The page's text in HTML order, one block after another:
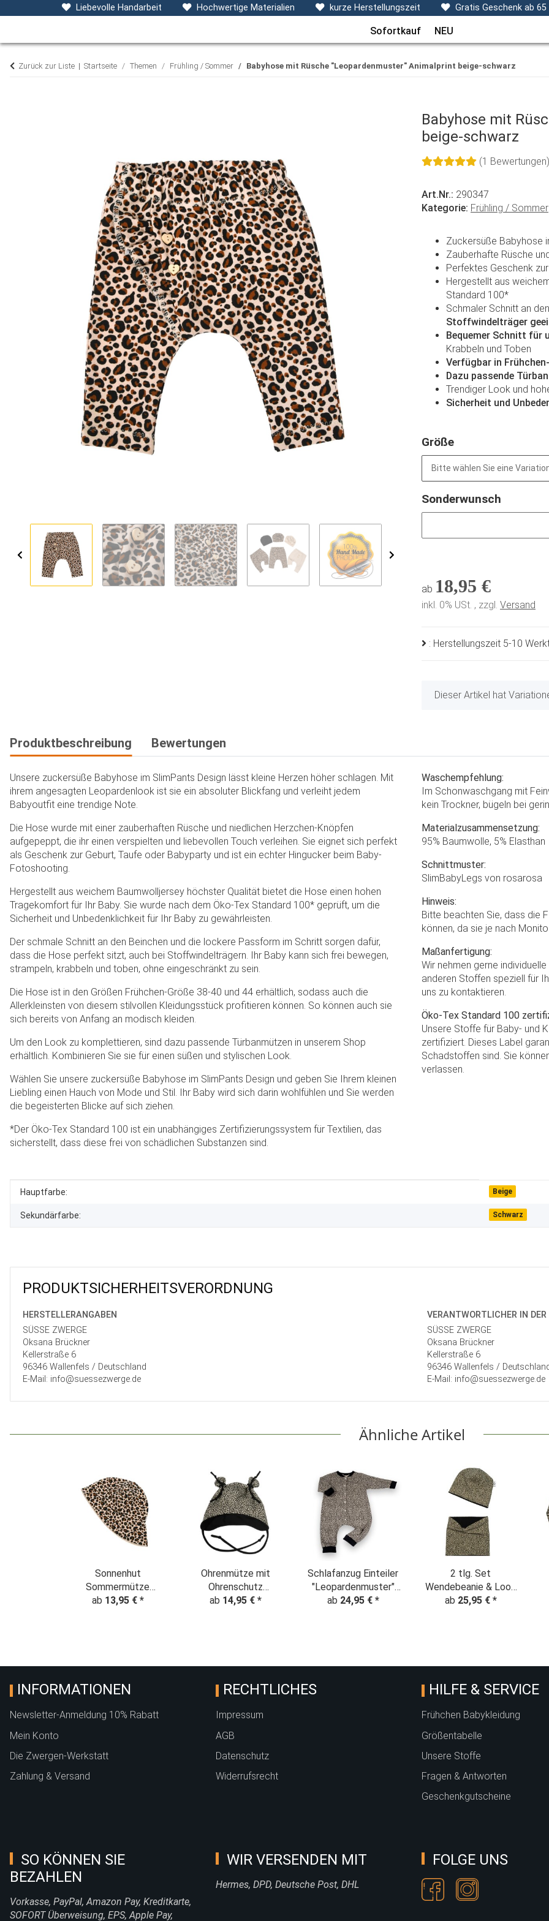
Liebevolle Handarbeit Hochwertige Materialien kurze Herstellungszeit Gratis Geschenk ab
Baby- & Kinderkleidung Accessoires Decken, Kissen & Co Themen Sets
Sofortkauf NEU
Zurück zur Liste Startseite Themen Frühling / Sommer Babyhose mit Rüsche "Leopardenmuster" Animalprint beige-schwarz
Babyhose mit
beige-schwarz
(1 Bewertungen)
Art.Nr.: 290347
Kategorie: Frühling / Sommer
Zuckersüße Babyhose
Zauberhafte Rüsche
Perfektes Geschenk
Hergestellt aus
Standard 100*
Schmaler Schnitt an
Stoffwindelträger
Bequemer Schnitt für
Krabbeln und Toben
Verfügbar in
Dazu passende
Trendiger Look und
Sicherheit und
Größe
Bitte wählen Sie eine
Sonderwunsch
ab 18,95 €
inkl. 0% USt. , zzgl. Versand
: Herstellungszeit 5-10
x
Dieser Artikel hat
Produktbeschreibung Bewertungen
Unsere zuckersüße Babyhose im SlimPants Design lässt kleine Herzen höher schlagen. Mit
ihrem angesagten Leopardenlook ist sie ein absoluter Blickfang und verleiht jedem
Babyoutfit eine trendige Note.
Die Hose wurde mit einer zauberhaften Rüsche und niedlichen Herzchen-Knöpfen
aufgepeppt, die ihr einen verspielten und liebevollen Touch verleihen. Sie eignet sich perfekt
als Geschenk zur Geburt, Taufe oder Babyparty und ist ein echter Hingucker beim Baby-
Fotoshooting.
Hergestellt aus weichem Baumwolljersey höchster Qualität bietet die Hose einen hohen
Tragekomfort für Ihr Baby. Sie wurde nach dem Öko-Tex Standard 100* geprüft, um die
Sicherheit und Unbedenklichkeit für Ihr Baby zu gewährleisten.
Der schmale Schnitt an den Beinchen und die lockere Passform im Schritt sorgen dafür,
dass die Hose perfekt sitzt, auch bei Stoffwindelträgern. Ihr Baby kann sich frei bewegen,
strampeln, krabbeln und toben, ohne eingeschränkt zu sein.
Die Hose ist in den Größen Frühchen-Größe 38-40 und 44 erhältlich, sodass auch die
Allerkleinsten von diesem stilvollen Kleidungsstück profitieren können. So können auch sie
sich bereits von Anfang an modisch kleiden.
Um den Look zu komplettieren, sind dazu passende Türbanmützen in unserem Shop
erhältlich. Kombinieren Sie sie für einen süßen und stylischen Look.
Wählen Sie unsere zuckersüße Babyhose im SlimPants Design und geben Sie Ihrem kleinen
Liebling einen Hauch von Mode und Stil. Ihr Baby wird sich darin wohlfühlen und Sie werden
die begeisterten Blicke auf sich ziehen.
*Der Öko-Tex Standard 100 ist ein unabhängiges Zertifizierungssystem für Textilien, das
sicherstellt, dass diese frei von schädlichen Substanzen sind.
Waschempfehlung:
Im Schonwaschgang mit
kein Trockner, bügeln bei
Materialzusammensetzung:
95% Baumwolle, 5% Elasthan
Schnittmuster:
SlimBabyLegs von rosarosa
Hinweis:
Bitte beachten Sie, dass die
können, da sie je nach
Maßanfertigung:
Wir nehmen gerne
anderen Stoffen speziell für
uns zu kontaktieren.
Öko-Tex Standard 100
Unsere Stoffe für Baby- und
zertifiziert. Dieses Label
Schadstoffen sind. Sie
verlassen.
Produkteigenschaft
Wert
Hauptfarbe: Beige
Sekundärfarbe: Schwarz
PRODUKT­SICHER­HEITS­VER­ORD­NUNG
HERSTELLER­ANGABEN
SÜSSE ZWERGE
Oksana Brückner
Kellerstraße 6
96346 Wallenfels / Deutschland
E-Mail: info@suessezwerge.de
VERANTWORT­LICHER IN DER
SÜSSE ZWERGE
Oksana Brückner
Kellerstraße 6
96346 Wallenfels /
E-Mail: info@suessezwerge.de
Ähnliche Artikel
Sonnenhut
Sommermütze
"Leopardenmuster"
ab 13,95 € *
Ohrenmütze mit
Ohrenschutz
"Leopard" Animalprint
ab 14,95 € *
Schlafanzug Einteiler
"Leopardenmuster"
beige
ab 24,95 € *
2 tlg. Set
Wendebeanie & Loop
"Leopardenmuster"
ab 25,95 € *
INFORMATIONEN
Newsletter-Anmeldung 10% Rabatt
Mein Konto
Die Zwergen-Werkstatt
Zahlung & Versand
RECHTLICHES
Impressum
AGB
Datenschutz
Widerrufsrecht
HILFE & SERVICE
Frühchen Babykleidung
Größentabelle
Unsere Stoffe
Fragen & Antworten
Geschenkgutscheine
SO KÖNNEN SIE
BEZAHLEN
Vorkasse, PayPal, Amazon Pay, Kreditkarte,
SOFORT Überweisung, EPS, Apple Pay,
WIR VERSENDEN MIT
Hermes, DPD, Deutsche Post, DHL
FOLGE UNS